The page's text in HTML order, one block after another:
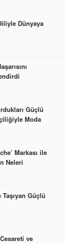
Dünyaya
Güçlü
Moda
Markası ile
Neleri
Güçlü
ve